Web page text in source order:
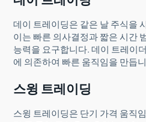
데이 트레이딩은 같은 날 주식을
이는 빠른 의사결정과 짧은 시간
능력을 요구합니다. 데이 트레이
에 의존하여 빠른 움직임을 만듭
스윙 트레이딩
스윙 트레이딩은 단기 가격 움직